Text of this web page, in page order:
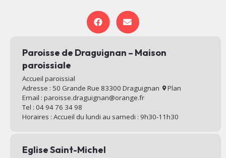
Paroisse de Draguignan – Maison
paroissiale
Accueil paroissial
Adresse : 50 Grande Rue 83300 Draguignan
Plan
Email : paroisse.draguignan@orange.fr
Tel : 04 94 76 34 98
Horaires : Accueil du lundi au samedi : 9h30-11h30
Eglise Saint-Michel